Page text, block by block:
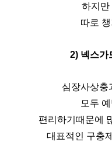
하지만
따로
2) 넥스가
심장사상충
모두
편리하기때문에
대표적인 구충